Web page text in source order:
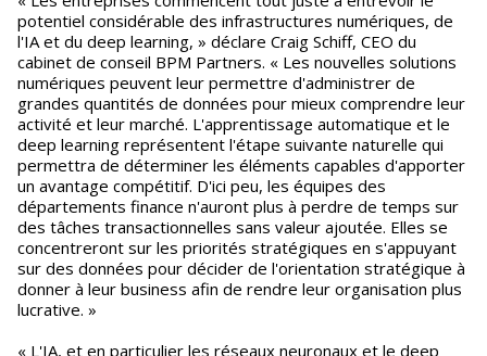
potentiel considérable des infrastructures numériques, de
l'IA et du deep learning, » déclare Craig Schiff, CEO du
cabinet de conseil BPM Partners. « Les nouvelles solutions
numériques peuvent leur permettre d'administrer de
grandes quantités de données pour mieux comprendre leur
activité et leur marché. L'apprentissage automatique et le
deep learning représentent l'étape suivante naturelle qui
permettra de déterminer les éléments capables d'apporter
un avantage compétitif. D'ici peu, les équipes des
départements finance n'auront plus à perdre de temps sur
des tâches transactionnelles sans valeur ajoutée. Elles se
concentreront sur les priorités stratégiques en s'appuyant
sur des données pour décider de l'orientation stratégique à
donner à leur business afin de rendre leur organisation plus
lucrative. »
« L'IA, et en particulier les réseaux neuronaux et le deep